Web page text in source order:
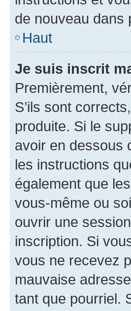
de nouveau dans
Haut
Je suis inscrit
Premièrement,
S’ils sont
produite. Si le
avoir en dessous
les instructions
également que
vous-même ou
ouvrir une
inscription. Si
vous ne recevez
mauvaise
tant que pourriel.